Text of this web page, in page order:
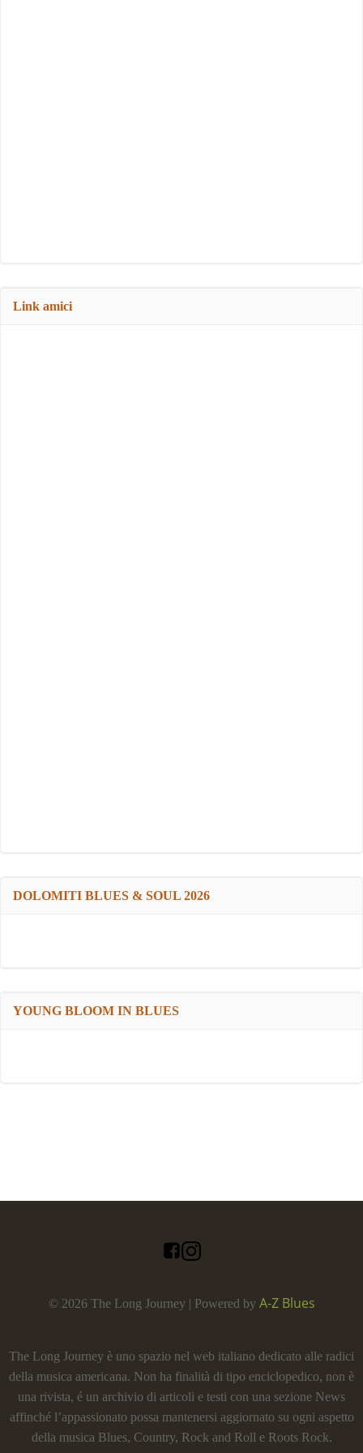
Link amici
DOLOMITI BLUES & SOUL 2026
YOUNG BLOOM IN BLUES
© 2026 The Long Journey | Powered by A-Z Blues
The Long Journey è uno spazio nel web italiano dedicato alle radici
della musica americana. Non ha finalità di tipo enciclopedico, non è
una rivista, é un archivio di articoli e testi con una sezione News
affinché l’appassionato possa mantenersi aggiornato su ogni aspetto
della musica Blues, Country, Rock and Roll e Roots Rock.